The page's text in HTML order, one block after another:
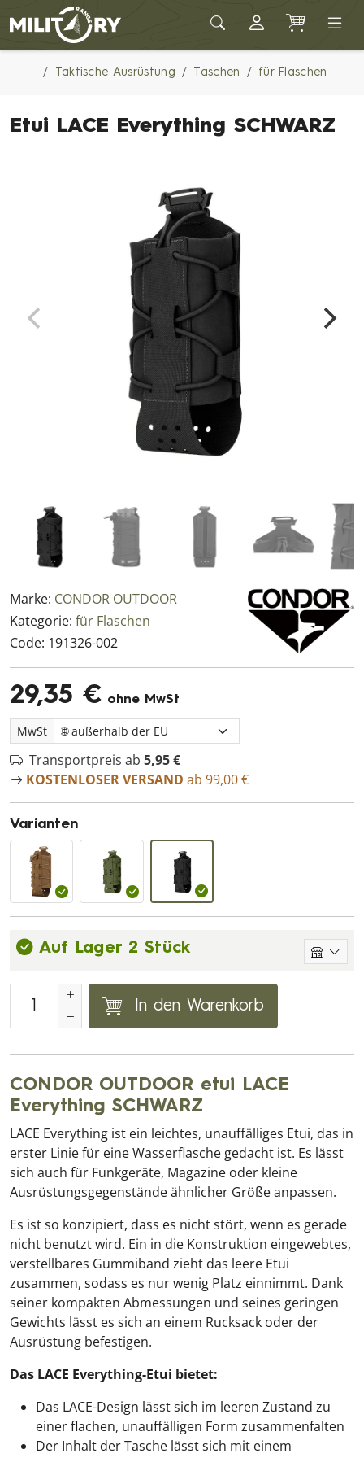
Army shop MILITARY RANGE
Taktische Ausrüstung Taschen für Flaschen
Etui LACE Everything SCHWARZ
Marke: CONDOR OUTDOOR
Kategorie: für Flaschen
Code: 191326-002
29,35 € ohne MwSt
MwSt
Transportpreis ab 5,95 €
KOSTENLOSER VERSAND ab 99,00 €
Varianten
Auf Lager 2 Stück
In den Warenkorb
CONDOR OUTDOOR etui LACE
Everything SCHWARZ
LACE Everything ist ein leichtes, unauffälliges Etui, das in
erster Linie für eine Wasserflasche gedacht ist. Es lässt
sich auch für Funkgeräte, Magazine oder kleine
Ausrüstungsgegenstände ähnlicher Größe anpassen.
Es ist so konzipiert, dass es nicht stört, wenn es gerade
nicht benutzt wird. Ein in die Konstruktion eingewebtes,
verstellbares Gummiband zieht das leere Etui
zusammen, sodass es nur wenig Platz einnimmt. Dank
seiner kompakten Abmessungen und seines geringen
Gewichts lässt es sich an einem Rucksack oder der
Ausrüstung befestigen.
Das LACE Everything-Etui bietet:
Das LACE-Design lässt sich im leeren Zustand zu
einer flachen, unauffälligen Form zusammenfalten
Der Inhalt der Tasche lässt sich mit einem